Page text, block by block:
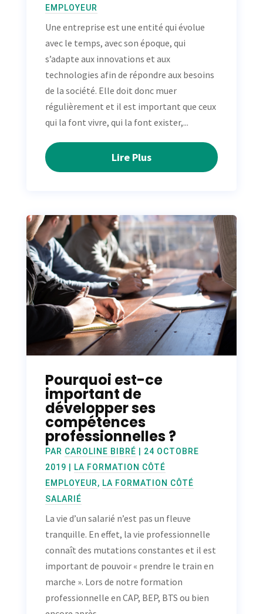
EMPLOYEUR
Une entreprise est une entité qui évolue
avec le temps, avec son époque, qui
s’adapte aux innovations et aux
technologies afin de répondre aux besoins
de la société. Elle doit donc muer
régulièrement et il est important que ceux
qui la font vivre, qui la font exister,...
Lire Plus
Pourquoi est-ce
important de
développer ses
compétences
professionnelles ?
PAR CAROLINE BIBRÉ
24 OCTOBRE
2019
LA FORMATION CÔTÉ
EMPLOYEUR, LA FORMATION CÔTÉ
SALARIÉ
La vie d’un salarié n’est pas un fleuve
tranquille. En effet, la vie professionnelle
connaît des mutations constantes et il est
important de pouvoir « prendre le train en
marche ». Lors de notre formation
professionnelle en CAP, BEP, BTS ou bien